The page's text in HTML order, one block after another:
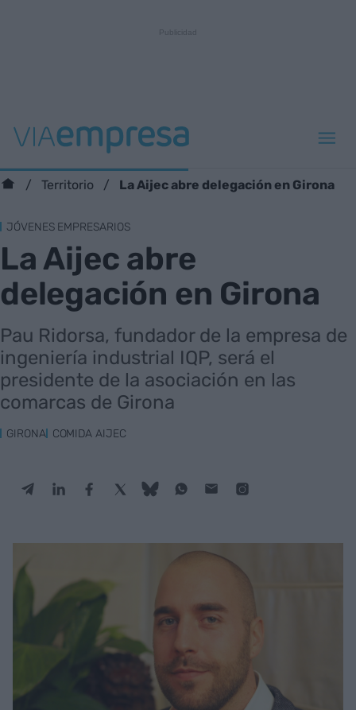
Territorio La Aijec abre delegación en Girona
JÓVENES EMPRESARIOS
La Aijec abre
delegación en Girona
Pau Ridorsa, fundador de la empresa de
ingeniería industrial IQP, será el
presidente de la asociación en las
comarcas de Girona
GIRONA COMIDA AIJEC